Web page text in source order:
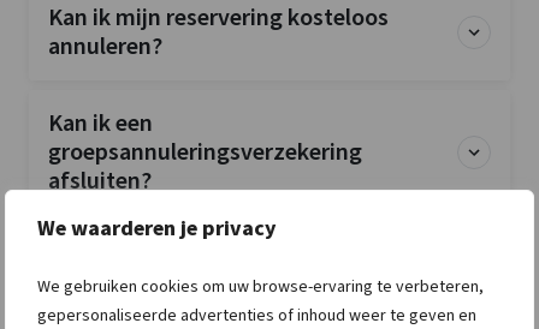
We waarderen je privacy
We gebruiken cookies om uw browse-ervaring te verbeteren,
gepersonaliseerde advertenties of inhoud weer te geven en
Kan ik mijn reservering kosteloos
annuleren?
Kan ik een
groepsannuleringsverzekering
afsluiten?
groep?